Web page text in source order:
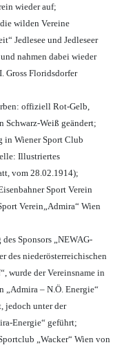
wieder auf;
wilden Vereine
Jedlesee und Jedleseer
nahmen dabei wieder
Gross Floridsdorfer
offiziell Rot-Gelb,
Schwarz-Weiß geändert;
in Wiener Sport Club
Illustriertes
vom 28.02.1914);
Sport Verein
Verein„Admira“ Wien
Sponsors „NEWAG-
des niederösterreichischen
wurde der Vereinsname in
„Admira – N.Ö. Energie“
jedoch unter der
Energie“ geführt;
„Wacker“ Wien von